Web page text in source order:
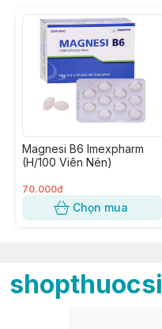
Magnesi B6 Imexpharm
(H/100 Viên Nén)
70.000đ
Chọn mua
shopthuocsi